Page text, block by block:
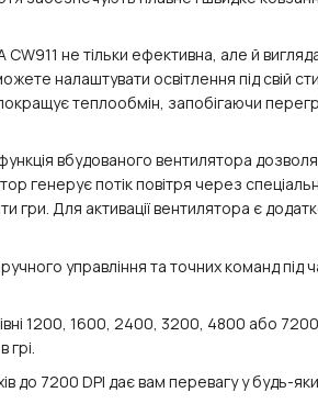
не тільки ефективна, але й
налаштувати освітлення під свій
теплообмін, запобігаючи
вбудованого вентилятора
генерує потік повітря через
гри. Для активації вентилятора є
управління та точних команд під
1200, 1600, 2400, 3200, 4800 або
грі.
до 7200 DPI дає вам перевагу у будь-